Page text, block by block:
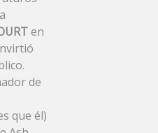
en
de
que él)